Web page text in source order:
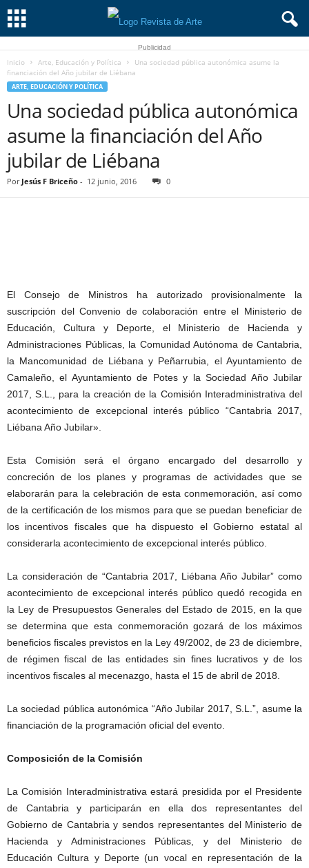
Publicidad
Inicio Arte, Educación y Política
Una sociedad pública autonómica asume la
financiación del Año jubilar de Liébana
ARTE, EDUCACIÓN Y POLÍTICA
Una sociedad pública autonómica
asume la financiación del Año
jubilar de Liébana
Por Jesús F Briceño - 12 junio, 2016 0
El Consejo de Ministros ha autorizado provisionalmente la
suscripción del Convenio de colaboración entre el Ministerio de
Educación, Cultura y Deporte, el Ministerio de Hacienda y
Administraciones Públicas, la Comunidad Autónoma de Cantabria,
la Mancomunidad de Liébana y Peñarrubia, el Ayuntamiento de
Camaleño, el Ayuntamiento de Potes y la Sociedad Año Jubilar
2017, S.L., para la creación de la Comisión Interadministrativa del
acontecimiento de excepcional interés público “Cantabria 2017,
Liébana Año Jubilar».
Esta Comisión será el órgano encargado del desarrollo y
concreción de los planes y programas de actividades que se
elaborarán para la celebración de esta conmemoración, así como
de la certificación de los mismos para que se puedan beneficiar de
los incentivos fiscales que ha dispuesto el Gobierno estatal al
considerarla acontecimiento de excepcional interés público.
La consideración de “Cantabria 2017, Liébana Año Jubilar” como
acontecimiento de excepcional interés público quedó recogida en
la Ley de Presupuestos Generales del Estado de 2015, en la que
se determina que esta conmemoración gozará de los máximos
beneficios fiscales previstos en la Ley 49/2002, de 23 de diciembre,
de régimen fiscal de las entidades sin fines lucrativos y de los
incentivos fiscales al mecenazgo, hasta el 15 de abril de 2018.
La sociedad pública autonómica “Año Jubilar 2017, S.L.”, asume la
financiación de la programación oficial del evento.
Composición de la Comisión
La Comisión Interadministrativa estará presidida por el Presidente
de Cantabria y participarán en ella dos representantes del
Gobierno de Cantabria y sendos representantes del Ministerio de
Hacienda y Administraciones Públicas, y del Ministerio de
Educación Cultura y Deporte (un vocal en representación de la